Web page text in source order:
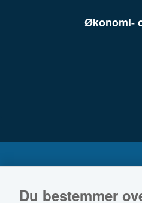
Økonomi-
Du bestemmer